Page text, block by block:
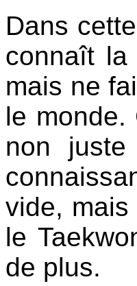
Dans
connaît
mais ne
le monde.
non
vide, mais
le
de plus.